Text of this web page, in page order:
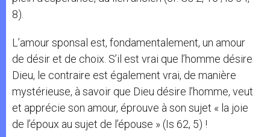
8).
L’amour sponsal est, fondamentalement, un amour
de désir et de choix. S’il est vrai que l’homme désire
Dieu, le contraire est également vrai, de manière
mystérieuse, à savoir que Dieu désire l’homme, veut
et apprécie son amour, éprouve à son sujet « la joie
de l’époux au sujet de l’épouse » (Is 62, 5) !